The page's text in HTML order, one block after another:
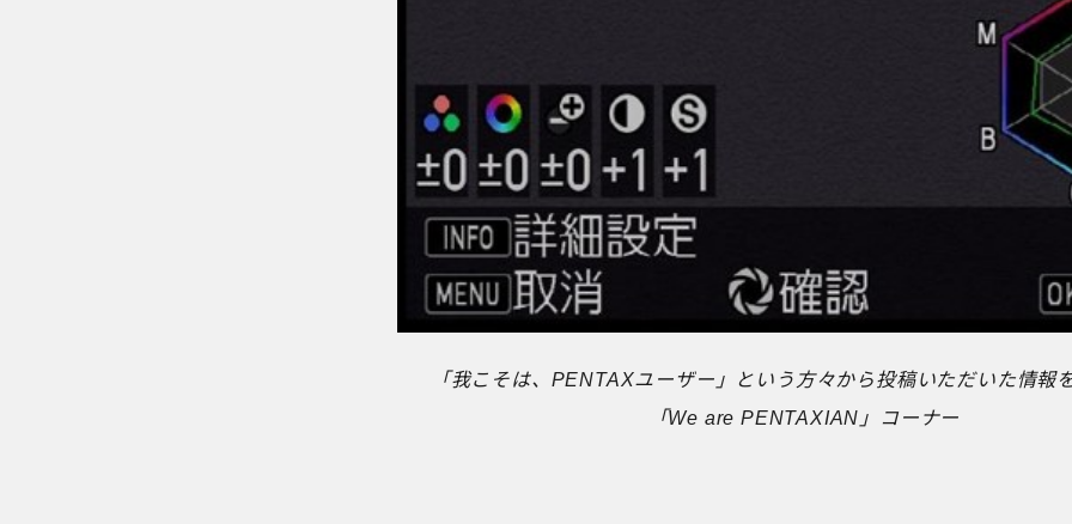
「我こそは、PENTAXユーザー」という方々から投稿いただいた情報
「We are PENTAXIAN」コーナー